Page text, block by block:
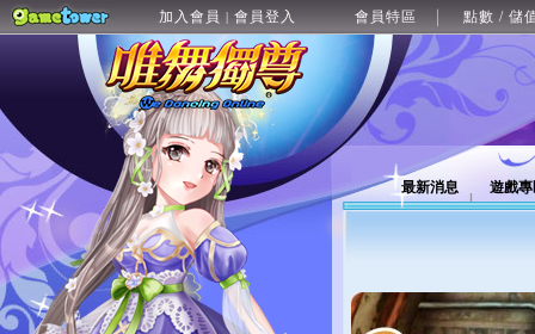
加入會員 | 會員登入 會員特區 點數 / 儲
最新消息 遊戲